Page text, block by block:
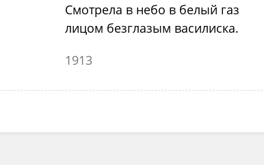
Смотрела в небо в белый газ
лицом безглазым василиска.
1913